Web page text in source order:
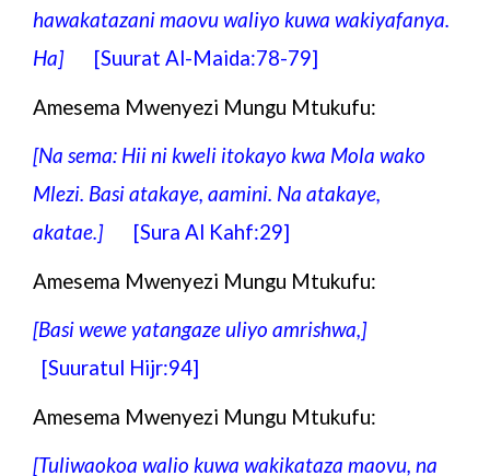
hawakatazani maovu waliyo kuwa wakiyafanya.
Ha] [Suurat Al-Maida:78-79]
Amesema Mwenyezi Mungu Mtukufu:
[Na sema: Hii ni kweli itokayo kwa Mola wako
Mlezi. Basi atakaye, aamini. Na atakaye,
akatae.] [Sura Al Kahf:29]
Amesema Mwenyezi Mungu Mtukufu:
[Basi wewe yatangaze uliyo amrishwa,]
[Suuratul Hijr:94]
Amesema Mwenyezi Mungu Mtukufu:
[Tuliwaokoa walio kuwa wakikataza maovu, na